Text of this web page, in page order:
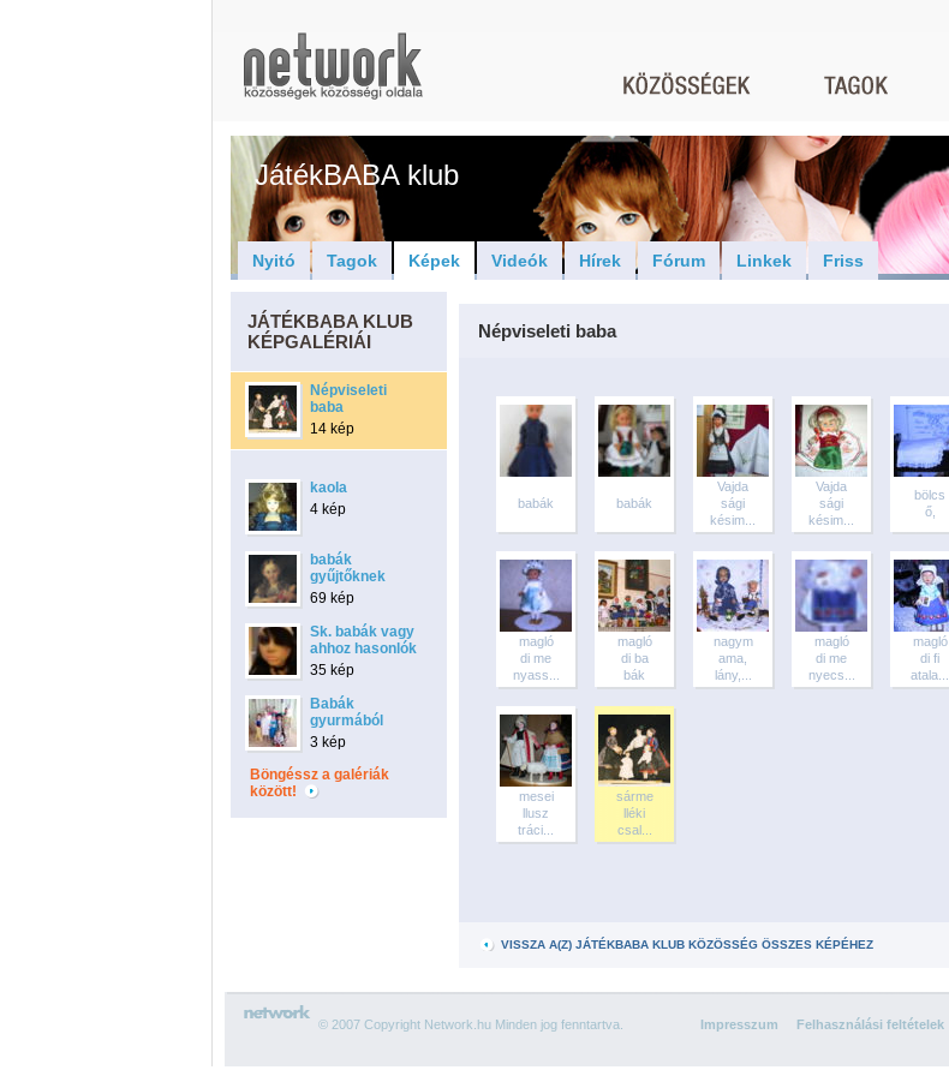
JátékBABA klub
Nyitó Tagok Képek Videók Hírek Fórum Linkek Friss
JÁTÉKBABA KLUB
KÉPGALÉRIÁI
Népviseleti
baba
14 kép
kaola
4 kép
babák
gyűjtőknek
69 kép
Sk. babák vagy
ahhoz hasonlók
35 kép
Babák
gyurmából
3 kép
Böngéssz a galériák
között!
Népviseleti baba
babák babák
Vajda
sági
késim...
Vajda
sági
késim...
bölcs
ő,
magló
di me
nyass...
magló
di ba
bák
nagym
ama,
lány,...
magló
di me
nyecs...
magló
di fi
atala...
mesei
llusz
tráci...
sárme
lléki
csal...
VISSZA A(Z) JÁTÉKBABA KLUB KÖZÖSSÉG ÖSSZES KÉPÉHEZ
© 2007 Copyright Network.hu Minden jog fenntartva. Impresszum Felhasználási feltételek